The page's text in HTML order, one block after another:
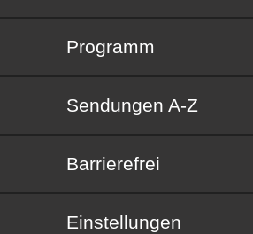
Programm
Sendungen von A bis Z
Sendungen A-Z
Barrierefrei
Barrierefrei
Einstellungen